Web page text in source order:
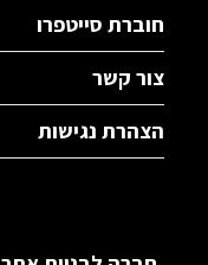
חוברת סייטפרו
צור קשר
הצהרת נגישות